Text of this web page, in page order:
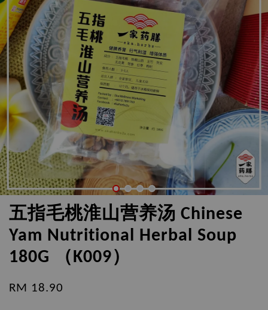
五指毛桃淮山营养汤 Chinese
Yam Nutritional Herbal Soup
180G （K009）
RM 18.90